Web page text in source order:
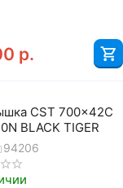
р.
CST 700x42C
BLACK TIGER
94206